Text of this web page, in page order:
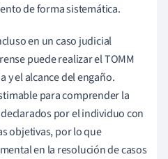
de forma sistemática.
en un caso judicial
puede realizar el TOMM
y el alcance del engaño.
para comprender la
por el individuo con
objetivas, por lo que
en la resolución de casos